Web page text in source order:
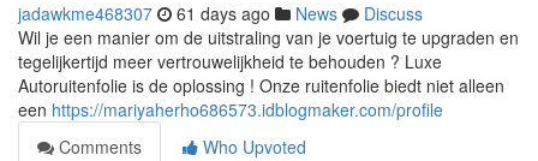
jadawkme468307 61 days ago News
Discuss
Wil je een manier om de uitstraling van je voertuig te upgraden en
tegelijkertijd meer vertrouwelijkheid te behouden ? Luxe
Autoruitenfolie is de oplossing ! Onze ruitenfolie biedt niet alleen
een https://mariyaherho686573.idblogmaker.com/profile
Comments
Who Upvoted